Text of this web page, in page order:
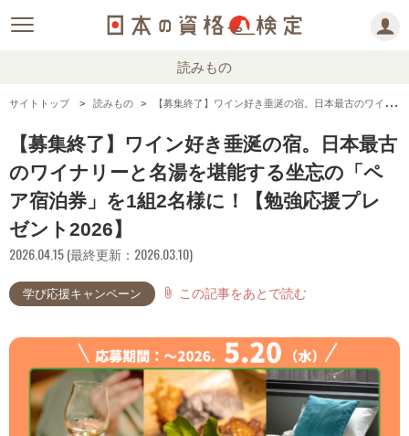
読みもの
サイトトップ 読みもの 【募集終了】ワイン好き垂涎の宿。日本最古のワイナリーと名湯を堪能する坐忘の「ペア宿泊券」を1組2名様に！【勉強応援プレゼント2026】
【募集終了】ワイン好き垂涎の宿。日本最古
のワイナリーと名湯を堪能する坐忘の「ペ
ア宿泊券」を1組2名様に！【勉強応援プレ
ゼント2026】
2026.04.15 (最終更新：2026.03.10)
学び応援キャンペーン attach_file この記事をあとで読む